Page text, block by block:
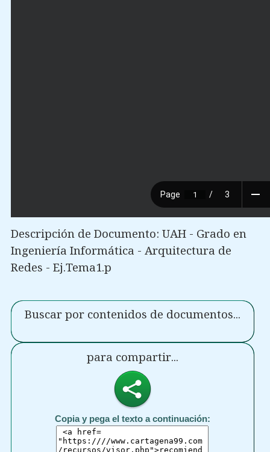
Descripción de Documento: UAH - Grado en
Ingeniería Informática - Arquitectura de
Redes - Ej.Tema1.p
Buscar por contenidos de documentos...
para compartir...
Copia y pega el texto a continuación: